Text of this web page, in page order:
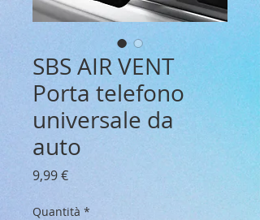
SBS AIR VENT
Porta telefono
universale da
auto
9,99 €Prezzo
Quantità *